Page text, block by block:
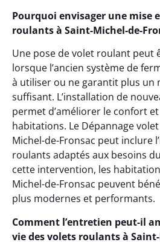
Pourquoi envisager une mise
roulants à Saint-Michel-de-
Une pose de volet roulant peut
lorsque l’ancien système de
à utiliser ou ne garantit plus un
suffisant. L’installation de
permet d’améliorer le confort et
habitations. Le Dépannage
Michel-de-Fronsac peut inclure
roulants adaptés aux besoins
cette intervention, les
Michel-de-Fronsac peuvent
plus modernes et performants.
Comment l’entretien peut-il
vie des volets roulants à